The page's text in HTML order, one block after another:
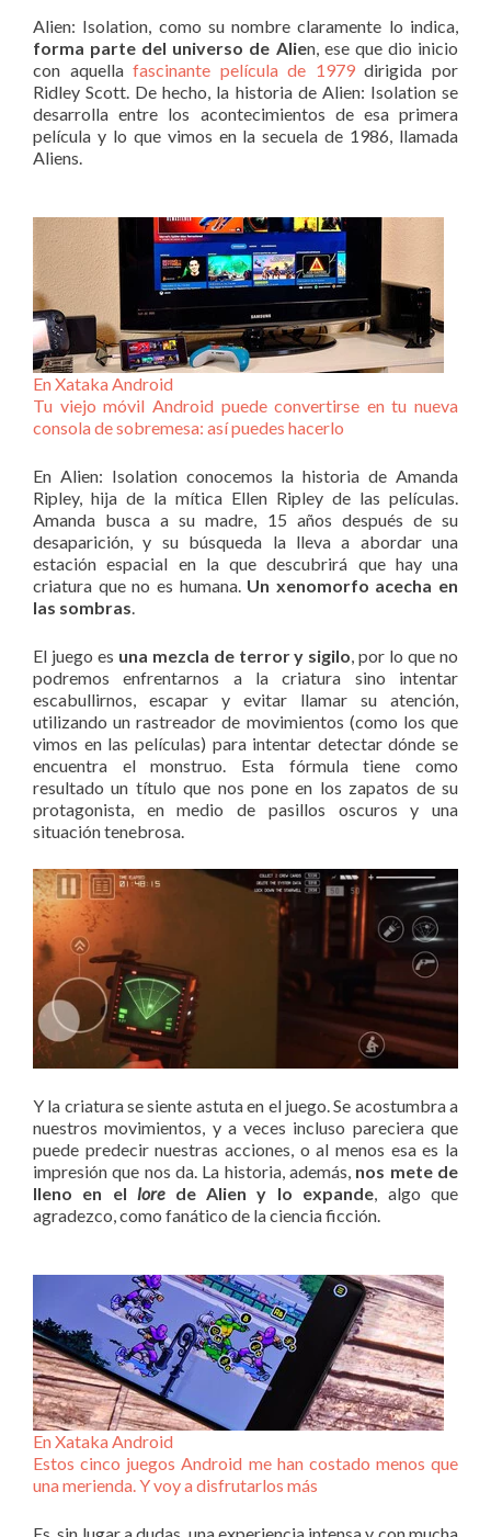
Alien: Isolation, como su nombre claramente lo indica,
forma parte del universo de Alien, ese que dio inicio
con aquellafascinante película de 1979dirigida por
Ridley Scott. De hecho, la historia de Alien: Isolation se
desarrolla entre los acontecimientos de esa primera
película y lo que vimos en la secuela de 1986, llamada
Aliens.
En Xataka Android
Tu viejo móvil Android puede convertirse en tu nueva
consola de sobremesa: así puedes hacerlo
En Alien: Isolation conocemos la historia de Amanda
Ripley, hija de la mítica Ellen Ripley de las películas.
Amanda busca a su madre, 15 años después de su
desaparición, y su búsqueda la lleva a abordar una
estación espacial en la que descubrirá que hay una
criatura que no es humana. Un xenomorfo acecha en
las sombras.
El juego es una mezcla de terror y sigilo, por lo que no
podremos enfrentarnos a la criatura sino intentar
escabullirnos, escapar y evitar llamar su atención,
utilizando un rastreador de movimientos (como los que
vimos en las películas) para intentar detectar dónde se
encuentra el monstruo. Esta fórmula tiene como
resultado un título que nos pone en los zapatos de su
protagonista, en medio de pasillos oscuros y una
situación tenebrosa.
Y la criatura se siente astuta en el juego. Se acostumbra a
nuestros movimientos, y a veces incluso pareciera que
puede predecir nuestras acciones, o al menos esa es la
impresión que nos da. La historia, además, nos mete de
lleno en el lorede Alien y lo expande , algo que
agradezco, como fanático de la ciencia ficción.
En Xataka Android
Estos cinco juegos Android me han costado menos que
una merienda. Y voy a disfrutarlos más
Es, sin lugar a dudas, una experiencia intensa y con mucha